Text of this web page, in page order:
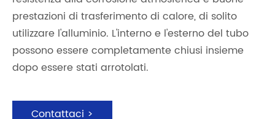
prestazioni di trasferimento di calore, di solito
utilizzare l'alluminio. L'interno e l'esterno del tubo
possono essere completamente chiusi insieme
dopo essere stati arrotolati.
Contattaci >